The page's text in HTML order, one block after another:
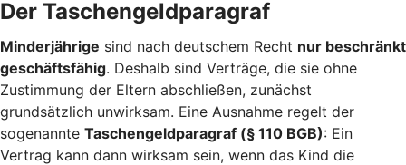
Der Taschengeldparagraf
Minderjährige sind nach deutschem Recht nur beschränkt
geschäftsfähig. Deshalb sind Verträge, die sie ohne
Zustimmung der Eltern abschließen, zunächst
grundsätzlich unwirksam. Eine Ausnahme regelt der
sogenannte Taschengeldparagraf (§ 110 BGB): Ein
Vertrag kann dann wirksam sein, wenn das Kind die